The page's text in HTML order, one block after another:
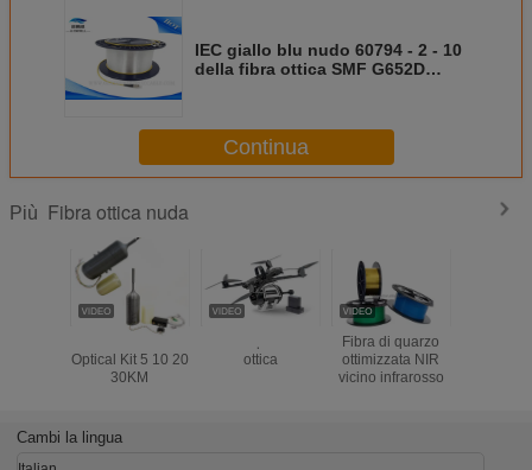
IEC giallo blu nudo 60794 - 2 - 10
della fibra ottica SMF G652D
Continua
Più Fibra ottica nuda
Optical Kit 5 10 20
30KM
ottica
Fibra di quarzo
ottimizzata NIR
vicino infrarosso
Cambi la lingua